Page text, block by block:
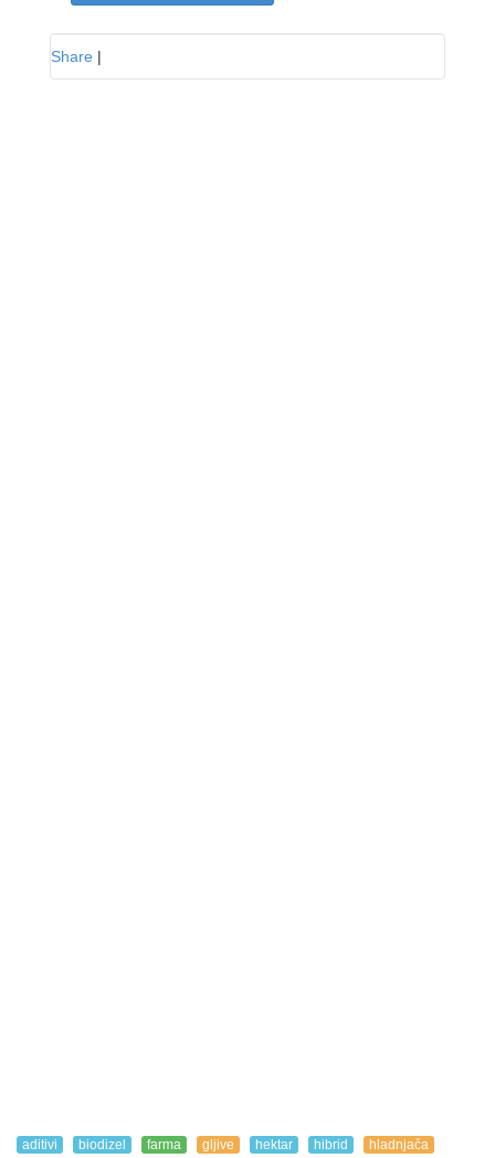
Share |
aditivi biodizel farma gljive hektar hibrid
hladnjača